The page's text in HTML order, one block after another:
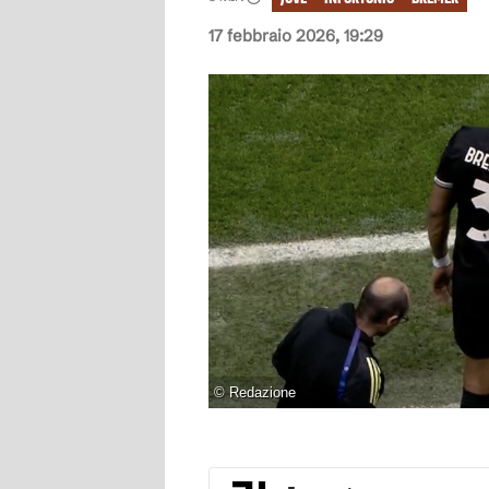
17 febbraio 2026, 19:29
© Redazione